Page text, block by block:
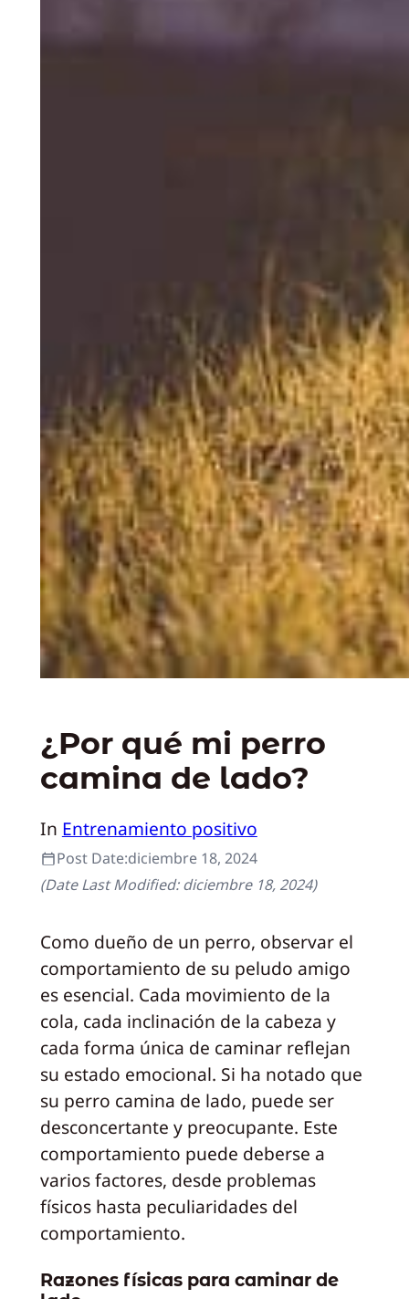
¿Por qué mi perro
camina de lado?
In Entrenamiento positivo
Post Date:diciembre 18, 2024
(Date Last Modified:diciembre 18, 2024)
Como dueño de un perro, observar el
comportamiento de su peludo amigo
es esencial. Cada movimiento de la
cola, cada inclinación de la cabeza y
cada forma única de caminar reflejan
su estado emocional. Si ha notado que
su perro camina de lado, puede ser
desconcertante y preocupante. Este
comportamiento puede deberse a
varios factores, desde problemas
físicos hasta peculiaridades del
comportamiento.
Razones físicas para caminar de